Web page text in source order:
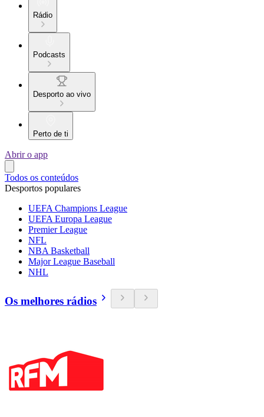
Rádio
Podcasts
Desporto ao vivo
Perto de ti
Abrir o app
Todos os conteúdos
Desportos populares
UEFA Champions League
UEFA Europa League
Premier League
NFL
NBA Basketball
Major League Baseball
NHL
Os melhores rádios